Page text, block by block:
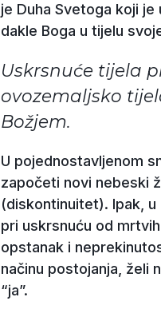
je Duha Svetoga koji
dakle Boga u tijelu
Uskrsnuće tijela
ovozemaljsko
Božjem.
U pojednostavljenom
započeti novi nebeski
(diskontinuitet). Ipak,
pri uskrsnuću od
opstanak i
načinu postojanja, želi
“ja”.